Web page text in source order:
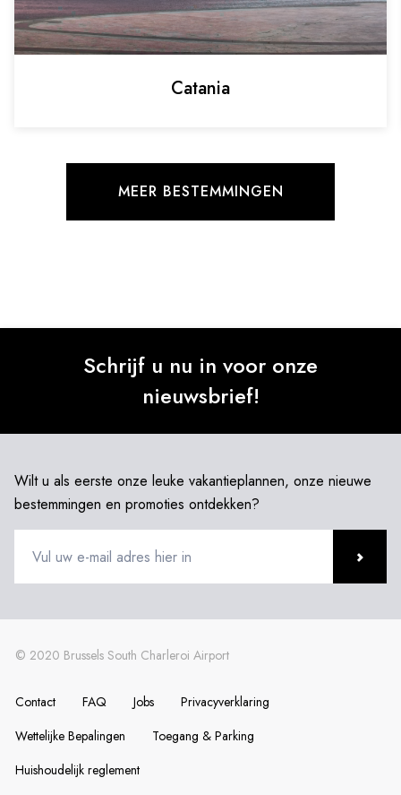
Catania
MEER BESTEMMINGEN
Schrijf u nu in voor onze
nieuwsbrief!
Wilt u als eerste onze leuke vakantieplannen, onze nieuwe
bestemmingen en promoties ontdekken?
Contact FAQ Jobs
Privacyverklaring
Wettelijke Bepalingen
Toegang & Parking
Huishoudelijk reglement